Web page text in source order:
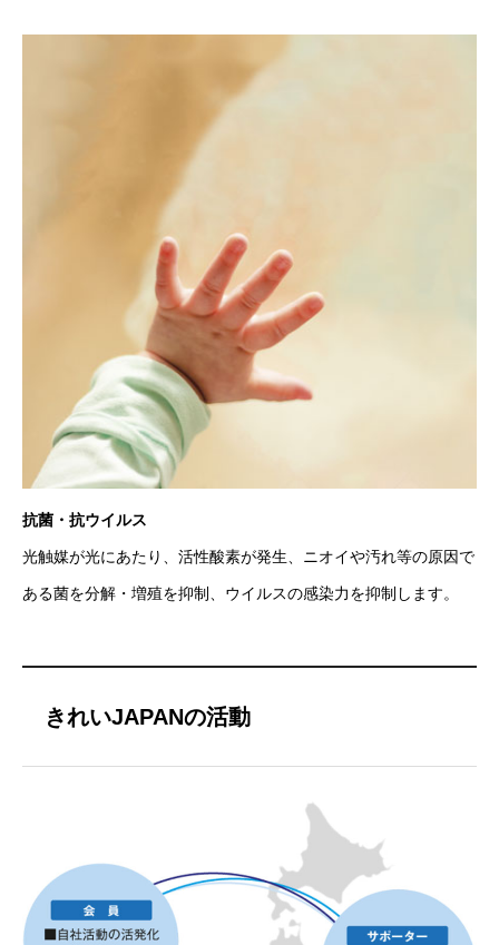
抗菌・抗ウイルス
光触媒が光にあたり、活性酸素が発生、ニオイや汚れ等の原因で
ある菌を分解・増殖を抑制、ウイルスの感染力を抑制します。
きれいJAPANの活動